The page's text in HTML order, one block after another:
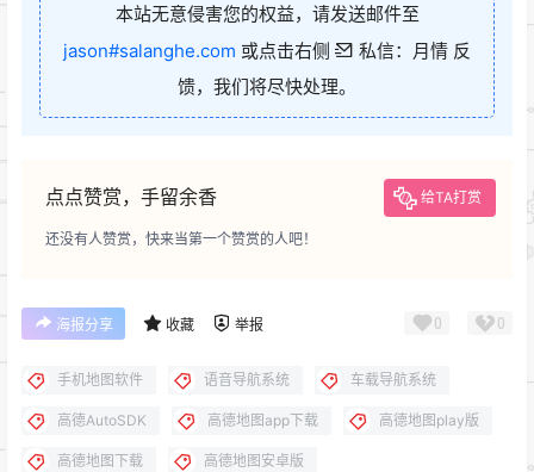
本站无意侵害您的权益，请发送邮件至
jason#salanghe.com 或点击右侧
私信：月情 反
馈，我们将尽快处理。
点点赞赏，手留余香 给TA打赏
还没有人赞赏，快来当第一个赞赏的人吧！
海报分享 收藏 举报 0 0
手机地图软件 语音导航系统 车载导航系统
高德AutoSDK 高德地图app下载 高德地图play版
高德地图下载 高德地图安卓版